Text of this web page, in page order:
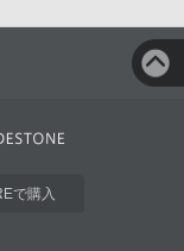
で購入